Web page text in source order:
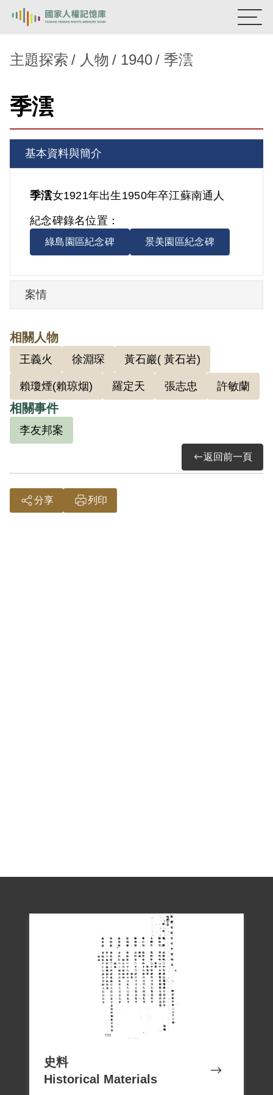
新生訓導處
主題探索
背景知識
關於我們
意見信箱
主題探索 人物 1940 季澐
季澐
基本資料與簡介
季澐女1921年出生 1950年卒江蘇南通人
紀念碑錄名位置：
綠島園區紀念碑 景美園區紀念碑
案情
相關人物
王義火 徐淵琛 黃石巖( 黃石岩)
賴瓊煙(賴琼烟) 羅定天 張志忠 許敏蘭
相關事件
李友邦案
返回前一頁
分享 列印
史料
Historical Materials